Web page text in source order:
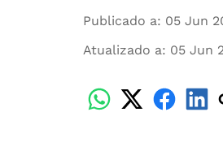
Publicado a: 05 Jun
Atualizado a: 05 Jun